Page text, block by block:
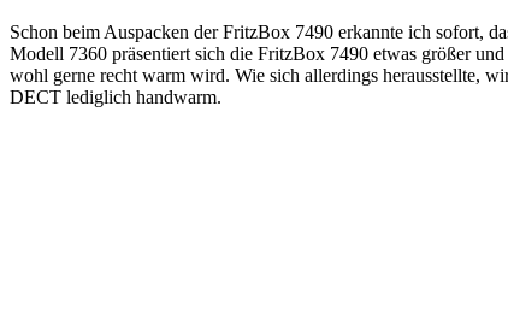
Schon beim Auspacken der FritzBox 7490 erkannte ich sofort,
Modell 7360 präsentiert sich die FritzBox 7490 etwas größer
wohl gerne recht warm wird. Wie sich allerdings herausstellte,
DECT lediglich handwarm.